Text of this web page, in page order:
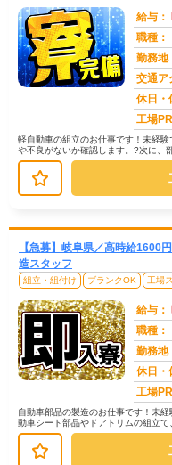
給与：
職種：
勤務地
交通ア
休日・
工場PR
軽自動車の組立のお仕事です！未経
や不良がないか確認します。?次に
す。?最後は倉庫から必要な部品を探
【急募】岐阜県／高時給1600
造スタッフ
組立・組付け ブランクOK 工場
給与：
職種：
勤務地
休日・
工場PR
自動車部品の製造のお仕事です！未
動車シート部品やドアトリムの組立
で、初めての方でも丁寧に指導します